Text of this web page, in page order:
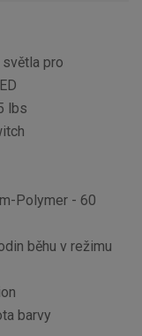
pro
lbs
Polymer - 60
běhu v režimu
barvy